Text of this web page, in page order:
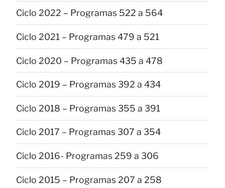
Ciclo 2022 – Programas 522 a 564
Ciclo 2021 – Programas 479 a 521
Ciclo 2020 – Programas 435 a 478
Ciclo 2019 – Programas 392 a 434
Ciclo 2018 – Programas 355 a 391
Ciclo 2017 – Programas 307 a 354
Ciclo 2016- Programas 259 a 306
Ciclo 2015 – Programas 207 a 258